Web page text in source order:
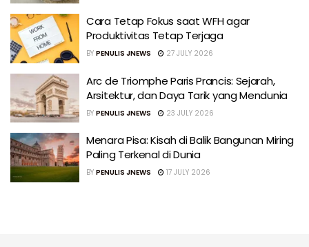
Cara Tetap Fokus saat WFH agar
Produktivitas Tetap Terjaga
BY PENULIS JNEWS 27 JULY 2026
Arc de Triomphe Paris Prancis: Sejarah,
Arsitektur, dan Daya Tarik yang Mendunia
BY PENULIS JNEWS 23 JULY 2026
Menara Pisa: Kisah di Balik Bangunan Miring
Paling Terkenal di Dunia
BY PENULIS JNEWS 17 JULY 2026